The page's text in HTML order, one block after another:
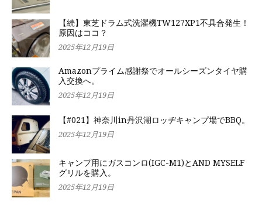
【続】東芝ドラム式洗濯機TW127XP1不具合発生！
原因はココ？
2025年12月19日
Amazonプライム感謝祭でオールシーズンタイヤ購
入交換へ。
2025年12月19日
【#021】神奈川in丹沢湖ロッヂキャンプ場でBBQ。
2025年12月19日
キャンプ用にガスコンロ(IGC-M1)とAND MYSELF
グリルを購入。
2025年12月19日